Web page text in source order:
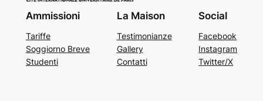
Ammissioni
Tariffe
Soggiorno Breve
Studenti
La Maison
Testimonianze
Gallery
Contatti
Social
Facebook
Instagram
Twitter/X